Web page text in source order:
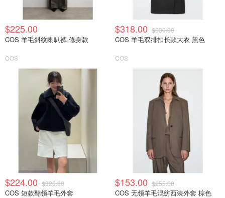
$225.00
COS 羊毛斜纹喇叭裤 修身款
COS
$318.00 $530.00
COS 羊毛双排扣长款大衣 黑色
COS
$224.00 $320.00
COS 短款翻领羊毛外套
$153.00 $255.00
COS 无领羊毛混纺西装外套 棕色